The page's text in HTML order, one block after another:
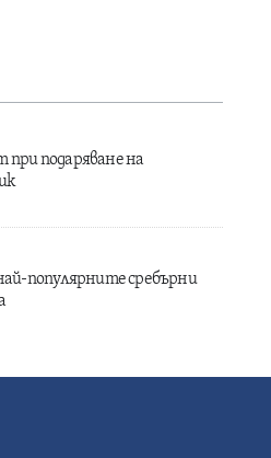
при подаряване на
популярните сребърни